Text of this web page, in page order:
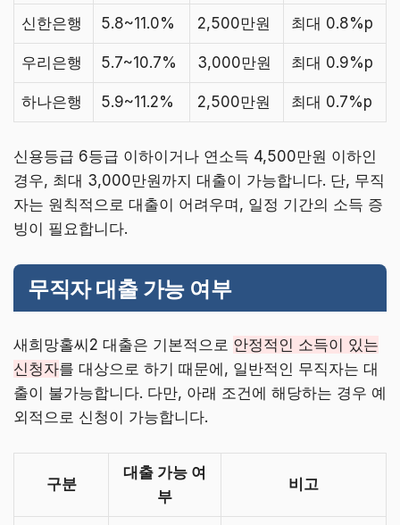
신한은행 5.8~11.0% 2,500만원 최대 0.8%p
우리은행 5.7~10.7% 3,000만원 최대 0.9%p
하나은행 5.9~11.2% 2,500만원 최대 0.7%p
신용등급 6등급 이하이거나 연소득 4,500만원 이하인
경우, 최대 3,000만원까지 대출이 가능합니다. 단, 무직
자는 원칙적으로 대출이 어려우며, 일정 기간의 소득 증
빙이 필요합니다.
무직자 대출 가능 여부
새희망홀씨2 대출은 기본적으로 안정적인 소득이 있는
신청자를 대상으로 하기 때문에, 일반적인 무직자는 대
출이 불가능합니다. 다만, 아래 조건에 해당하는 경우 예
외적으로 신청이 가능합니다.
구분
대출 가능 여
부
비고